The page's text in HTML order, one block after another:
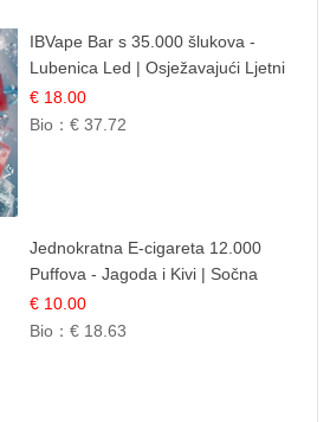
IBVape Bar s 35.000 šlukova -
Lubenica Led | Osježavajući Ljetni
Okus
€ 18.00
Bio：€ 37.72
Jednokratna E-cigareta 12.000
Puffova - Jagoda i Kivi | Sočna
Voćna Kombinacija
€ 10.00
Bio：€ 18.63